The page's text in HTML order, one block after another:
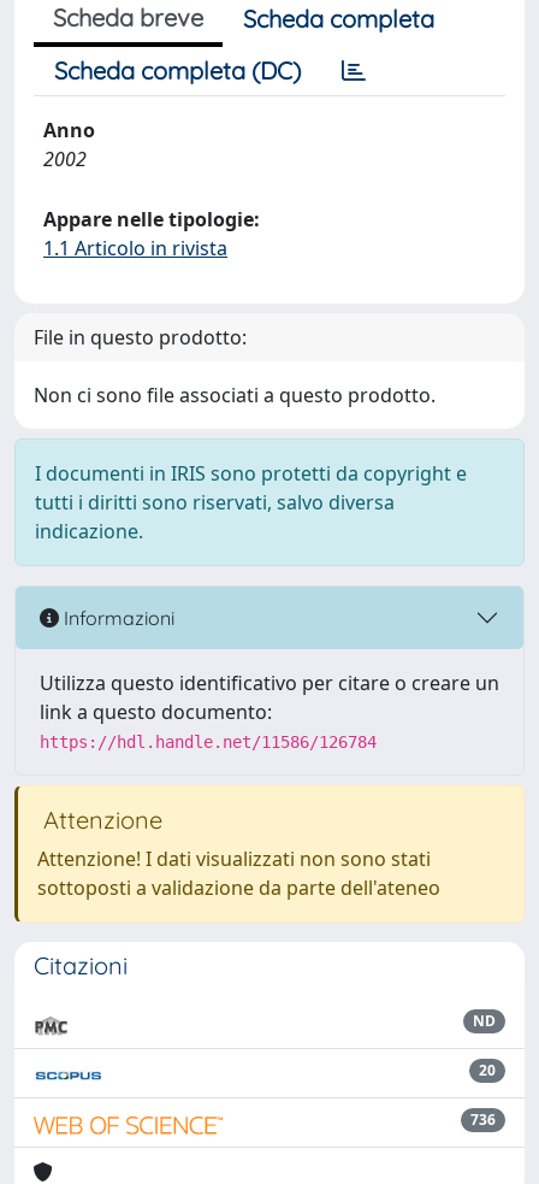
Scheda breve
Scheda completa
Scheda completa (DC)
Anno
2002
Appare nelle tipologie:
1.1 Articolo in rivista
File in questo prodotto:
Non ci sono file associati a questo prodotto.
I documenti in IRIS sono protetti da copyright e
tutti i diritti sono riservati, salvo diversa
indicazione.
Informazioni
Utilizza questo identificativo per citare o creare un
link a questo documento:
https://hdl.handle.net/11586/126784
Attenzione
Attenzione! I dati visualizzati non sono stati
sottoposti a validazione da parte dell'ateneo
Citazioni
ND
20
736